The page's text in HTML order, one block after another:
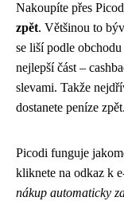
Nakoupíte přes
zpět. Většinou to
se liší podle
nejlepší část –
slevami. Takže
dostanete peníze
Picodi funguje
kliknete na odkaz k
nákup automaticky